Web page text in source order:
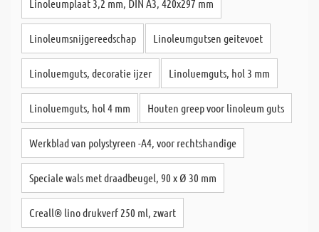
Linoleumplaat 3,2 mm, DIN A3, 420x297 mm
Linoleumsnijgereedschap Linoleumgutsen geitevoet
Linoluemguts, decoratie ijzer Linoluemguts, hol 3 mm
Linoluemguts, hol 4 mm Houten greep voor linoleum guts
Werkblad van polystyreen -A4, voor rechtshandige
Speciale wals met draadbeugel, 90 x Ø 30 mm
Creall® lino drukverf 250 ml, zwart